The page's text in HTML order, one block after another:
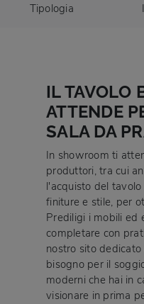
Tipologia
IL TAVOLO
ATTENDE
SALA DA
In showroom ti
produttori, tra cui
l'acquisto del
finiture e stile, per
Prediligi i mobili ed
completare con
nostro sito
bisogno per il
moderni che hai in
visionare in prima